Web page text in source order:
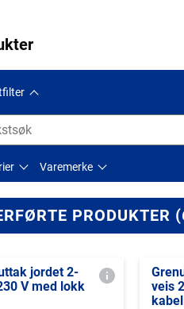
Varemerke
PRODUKTER
jordet 2-
V med lokk
veis
kabel